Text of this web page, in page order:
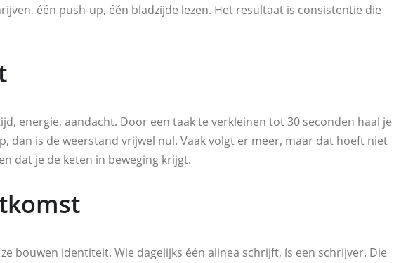
één push-up, één bladzijde lezen. Het resultaat is consistentie die
energie, aandacht. Door een taak te verkleinen tot 30 seconden haal je
dan is de weerstand vrijwel nul. Vaak volgt er meer, maar dat hoeft niet
dat je de keten in beweging krijgt.
bouwen identiteit. Wie dagelijks één alinea schrijft, ís een schrijver. Die